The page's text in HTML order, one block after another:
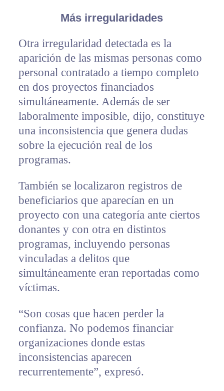
Más irregularidades
Otra irregularidad detectada es la
aparición de las mismas personas como
personal contratado a tiempo completo
en dos proyectos financiados
simultáneamente. Además de ser
laboralmente imposible, dijo, constituye
una inconsistencia que genera dudas
sobre la ejecución real de los
programas.
También se localizaron registros de
beneficiarios que aparecían en un
proyecto con una categoría ante ciertos
donantes y con otra en distintos
programas, incluyendo personas
vinculadas a delitos que
simultáneamente eran reportadas como
víctimas.
“Son cosas que hacen perder la
confianza. No podemos financiar
organizaciones donde estas
inconsistencias aparecen
recurrentemente”, expresó.